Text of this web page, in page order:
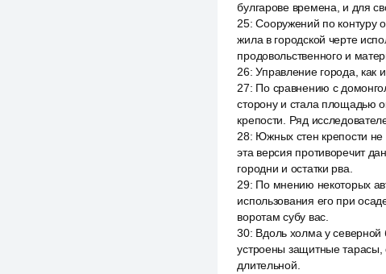
булгарове времена, и для
25:Сооружений по контуру
жила в городской черте
продовольственного и
26:Управление города, как
27: По сравнению с
сторону и стала площадью
крепости. Ряд
28: Южных стен крепости не
эта версия противоречит
городни и остатки рва.
29: По мнению некоторых
использования его при
воротам субу вас.
30: Вдоль холма у северной
устроены защитные тарасы,
длительной.